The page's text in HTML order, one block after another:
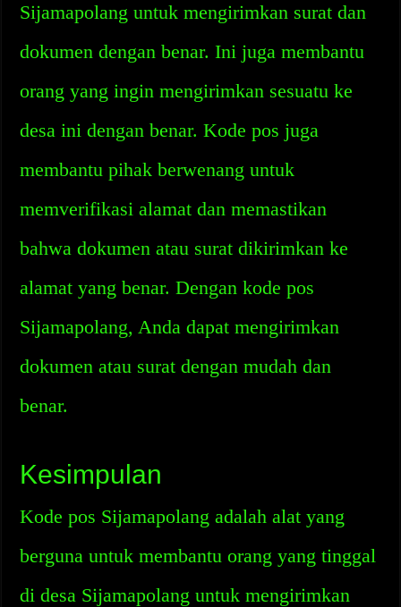
Sijamapolang untuk mengirimkan surat dan
dokumen dengan benar. Ini juga membantu
orang yang ingin mengirimkan sesuatu ke
desa ini dengan benar. Kode pos juga
membantu pihak berwenang untuk
memverifikasi alamat dan memastikan
bahwa dokumen atau surat dikirimkan ke
alamat yang benar. Dengan kode pos
Sijamapolang, Anda dapat mengirimkan
dokumen atau surat dengan mudah dan
benar.
Kesimpulan
Kode pos Sijamapolang adalah alat yang
berguna untuk membantu orang yang tinggal
di desa Sijamapolang untuk mengirimkan